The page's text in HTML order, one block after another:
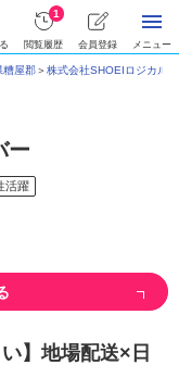
1
閲覧履歴 会員登録 メニュー
糟屋郡＞株式会社SHOEIロジカル
ー
活躍
】地場配送×日